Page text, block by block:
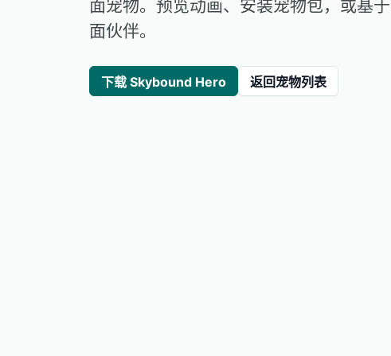
面宠物。预览动画、安装宠物包，或基
面伙伴。
下载 Skybound Hero 返回宠物列表